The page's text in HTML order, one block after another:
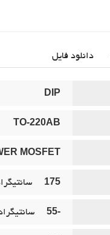
دانلود فایل
DIP
TO-220AB
MOSFET
175
-55